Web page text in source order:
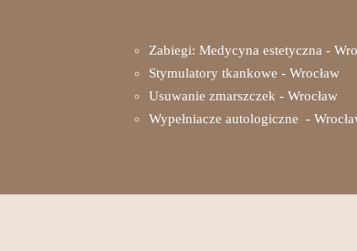
Zabiegi: Medycyna estetyczna -
Stymulatory tkankowe - Wrocław
Usuwanie zmarszczek - Wrocław
Wypełniacze autologiczne -